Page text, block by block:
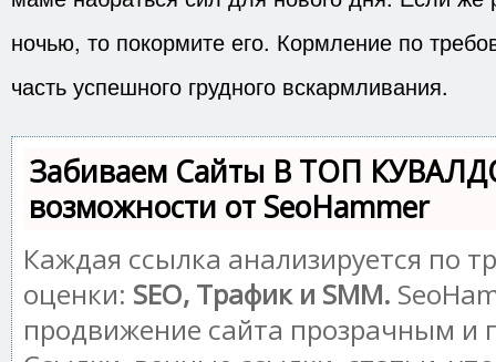
ночью, то покормите его. Кормление по
часть успешного грудного вскармливания.
Забиваем Сайты В ТОП
возможности от SeoHammer
Каждая ссылка анализируется по
оценки: SEO, Трафик и SMM.
продвижение сайта прозрачным и